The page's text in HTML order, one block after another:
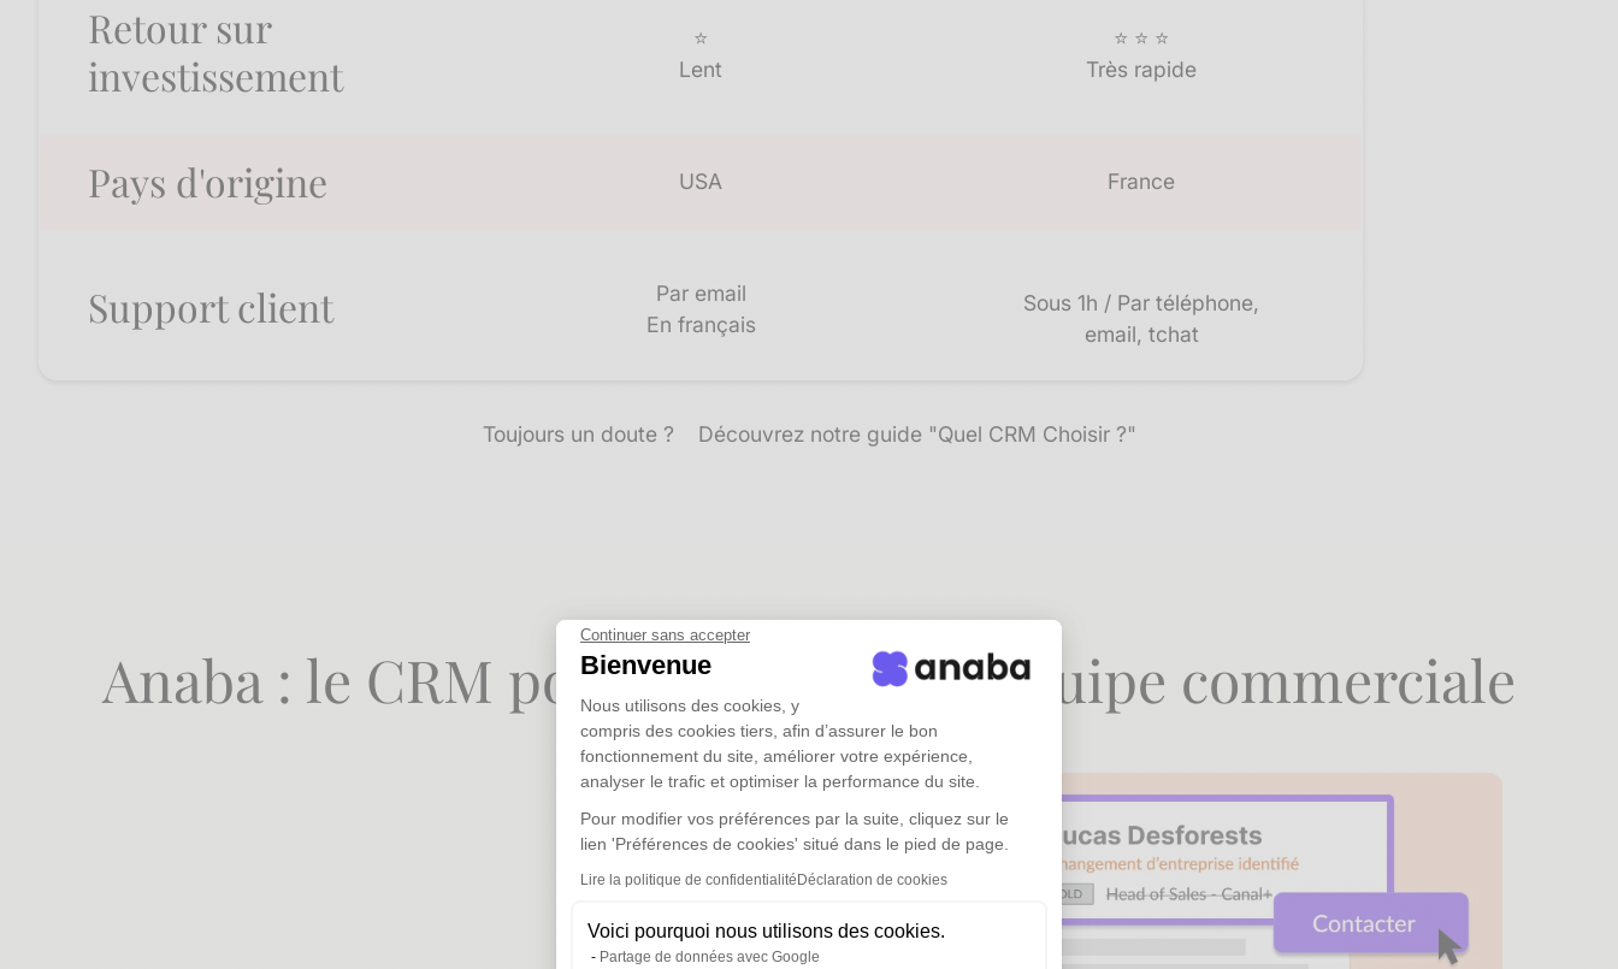
Continuer sans accepter
Bienvenue
Nous utilisons des cookies, y
compris des cookies tiers, afin d’assurer le bon
fonctionnement du site, améliorer votre expérience,
analyser le trafic et optimiser la performance du site.
Pour modifier vos préférences par la suite, cliquez sur le
lien 'Préférences de cookies' situé dans le pied de page.
Lire la politique de confidentialité Déclaration de cookies
Voici pourquoi nous utilisons des cookies.
Partage de données avec Google
Retour sur
investissement
⭐
Lent
⭐ ⭐ ⭐
Très rapide
Pays d'origine USA France
Support client
Par email​
En français​
Sous 1h / Par téléphone,
email, tchat
Toujours un doute ? Découvrez notre guide "Quel CRM Choisir ?"
Anaba : le CRM pour les PME sans équipe commerciale